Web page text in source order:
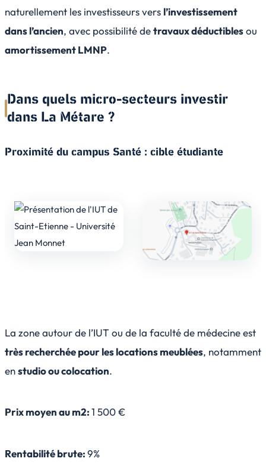
naturellement les investisseurs vers l’investissement
dans l’ancien, avec possibilité detravaux déductiblesou
amortissement LMNP.
Dans quels micro-secteurs investir
dans La Métare ?
Proximité du campus Santé : cible étudiante
La zone autour de l’IUT ou de la faculté de médecine est
très recherchée pour les locations meublées, notamment
enstudio ou colocation.
Prix moyen au m2:1 500 €
Rentabilité brute:9%